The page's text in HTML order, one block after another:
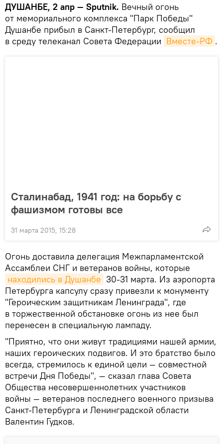
ДУШАНБЕ, 2 апр — Sputnik. Вечный огонь
от мемориального комплекса "Парк Победы"
Душанбе прибыл в Санкт-Петербург, сообщил
в среду телеканал Совета Федерации Вместе-РФ .
Сталинабад, 1941 год: на борьбу с
фашизмом готовы все
31 марта 2015, 15:28
Огонь доставила делегация Межпарламентской
Ассамблеи СНГ и ветеранов войны, которые
находились в Душанбе 30-31 марта. Из аэропорта
Петербурга капсулу сразу привезли к монументу
"Героическим защитникам Ленинграда", где
в торжественной обстановке огонь из нее был
перенесен в специальную лампаду.
"Приятно, что они живут традициями нашей армии,
наших героических подвигов. И это братство было
всегда, стремилось к единой цели — совместной
встречи Дня Победы", — сказал глава Совета
Общества несовершеннолетних участников
войны — ветеранов последнего военного призыва
Санкт-Петербурга и Ленинградской области
Валентин Гудков.